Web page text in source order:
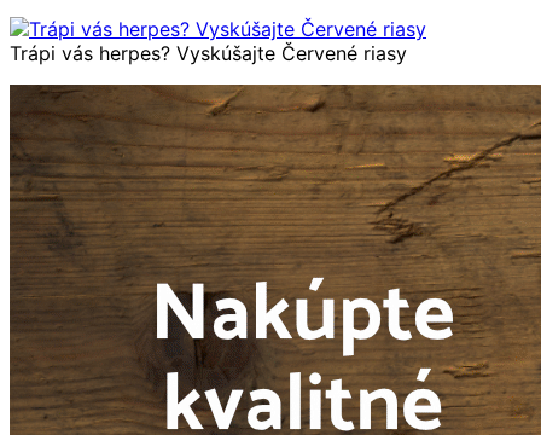
Trápi vás herpes? Vyskúšajte Červené riasy